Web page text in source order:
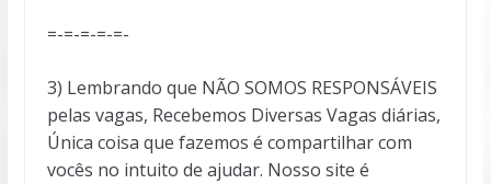
=-=-=-=-=-
3) Lembrando que NÃO SOMOS RESPONSÁVEIS
pelas vagas, Recebemos Diversas Vagas diárias,
Única coisa que fazemos é compartilhar com
vocês no intuito de ajudar. Nosso site é